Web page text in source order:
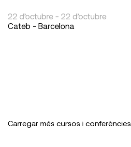
22 d’octubre - 22 d’octubre
Cateb - Barcelona
Carregar més cursos i conferències